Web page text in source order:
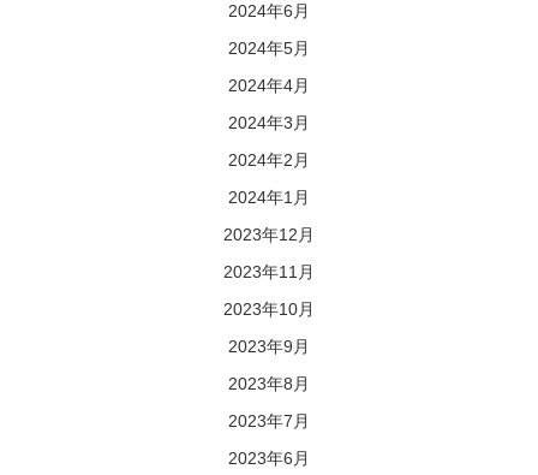
2024年6月
2024年5月
2024年4月
2024年3月
2024年2月
2024年1月
2023年12月
2023年11月
2023年10月
2023年9月
2023年8月
2023年7月
2023年6月